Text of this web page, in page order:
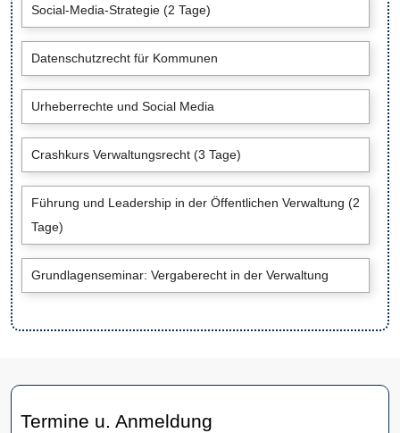
Social-Media-Strategie (2 Tage)
Datenschutzrecht für Kommunen
Urheberrechte und Social Media
Crashkurs Verwaltungsrecht (3 Tage)
Führung und Leadership in der Öffentlichen Verwaltung (2
Tage)
Grundlagenseminar: Vergaberecht in der Verwaltung
Termine u. Anmeldung